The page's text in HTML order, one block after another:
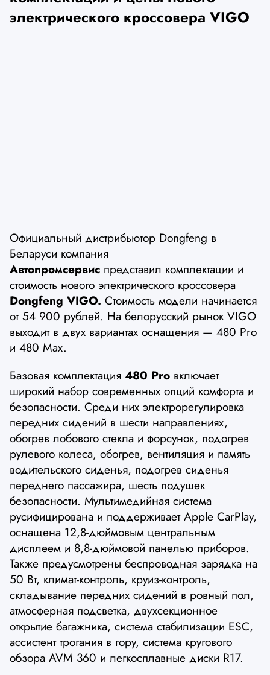
электрического кроссовера VIGO
Официальный дистрибьютор Dongfeng в
Беларуси компания
Автопромсервис представил комплектации и
стоимость нового электрического кроссовера
Dongfeng VIGO. Стоимость модели начинается
от 54 900 рублей. На белорусский рынок VIGO
выходит в двух вариантах оснащения — 480 Pro
и 480 Max.
Базовая комплектация 480 Pro включает
широкий набор современных опций комфорта и
безопасности. Среди них электрорегулировка
передних сидений в шести направлениях,
обогрев лобового стекла и форсунок, подогрев
рулевого колеса, обогрев, вентиляция и память
водительского сиденья, подогрев сиденья
переднего пассажира, шесть подушек
безопасности. Мультимедийная система
русифицирована и поддерживает Apple CarPlay,
оснащена 12,8-дюймовым центральным
дисплеем и 8,8-дюймовой панелью приборов.
Также предусмотрены беспроводная зарядка на
50 Вт, климат-контроль, круиз-контроль,
складывание передних сидений в ровный пол,
атмосферная подсветка, двухсекционное
открытие багажника, система стабилизации ESC,
ассистент трогания в гору, система кругового
обзора AVM 360 и легкосплавные диски R17.